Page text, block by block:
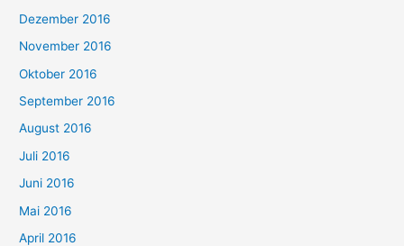
Dezember 2016
November 2016
Oktober 2016
September 2016
August 2016
Juli 2016
Juni 2016
Mai 2016
April 2016